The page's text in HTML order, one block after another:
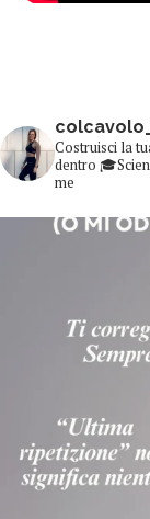
Costruisci la
dentro
me